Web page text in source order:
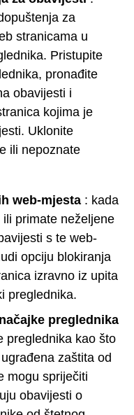
za
stranicama u
Pristupite
pronađite
obavijesti i
kojima je
Uklonite
ili nepoznate
web-mjesta : kada
primate neželjene
s te web-
opciju blokiranja
izravno iz upita
preglednika.
preglednika
preglednika kao što
zaštita od
mogu spriječiti
obavijesti o